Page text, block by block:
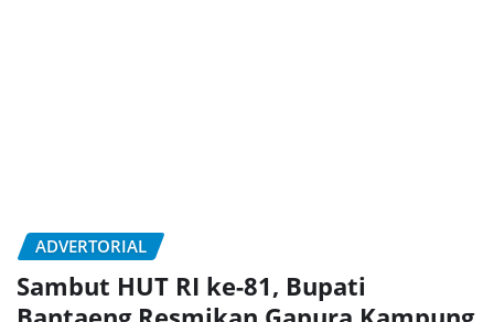
ADVERTORIAL
Sambut HUT RI ke-81, Bupati